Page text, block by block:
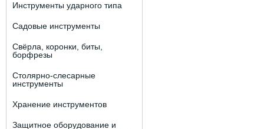
Инструменты ударного типа
Садовые инструменты
Свёрла, коронки, биты,
борфрезы
Столярно-слесарные
инструменты
Хранение инструментов
Защитное оборудование и